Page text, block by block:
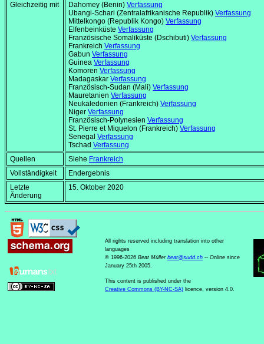
Gleichzeitig mit Dahomey (Benin) Verfassung
Ubangi-Schari (Zentralafrikanische Republik) Verfassung
Mittelkongo (Republik Kongo) Verfassung
Elfenbeinküste Verfassung
Französische Somaliküste (Dschibuti) Verfassung
Frankreich Verfassung
Gabun Verfassung
Guinea Verfassung
Komoren Verfassung
Madagaskar Verfassung
Französisch-Sudan (Mali) Verfassung
Mauretanien Verfassung
Neukaledonien (Frankreich) Verfassung
Niger Verfassung
Französisch-Polynesien Verfassung
St. Pierre et Miquelon (Frankreich) Verfassung
Senegal Verfassung
Tschad Verfassung
Quellen
Siehe Frankreich
Vollständigkeit
Endergebnis
Letzte
Änderung
15. Oktober 2020
All rights reserved including translation into other
languages
© 1996-2026 Beat Müller beat@sudd.ch -- Online since
January 25th 2005.
This content is published under the
Creative Commons (BY-NC-SA) licence, version 4.0.